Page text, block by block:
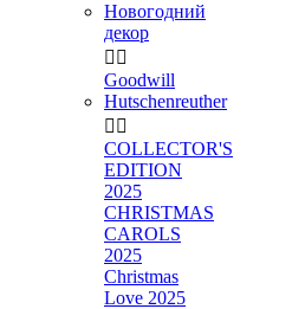
Новогодний
декор
 
Goodwill
Hutschenreuther
 
COLLECTOR'S
EDITION
2025
CHRISTMAS
CAROLS
2025
Christmas
Love 2025